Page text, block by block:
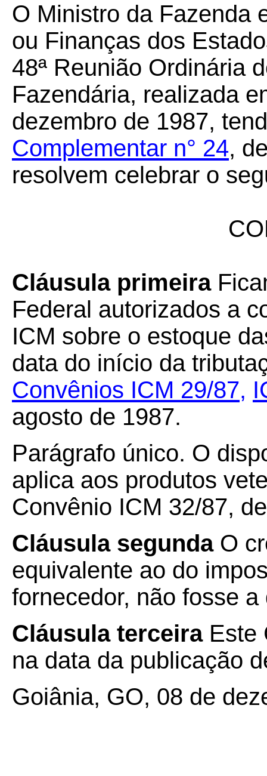
O Ministro da Fazenda
ou Finanças dos
48ª Reunião Ordinária
Fazendária, realizada
dezembro de 1987,
Complementar n° 24,
resolvem celebrar o
Cláusula primeira
Federal autorizados a
ICM sobre o estoque
data do início da
Convênios ICM 29/87,
agosto de 1987.
Parágrafo único. O
aplica aos produtos
Convênio ICM 32/87,
Cláusula segundaO
equivalente ao do
fornecedor, não fosse
Cláusula terceiraEste
na data da publicação
Goiânia, GO, 08 de